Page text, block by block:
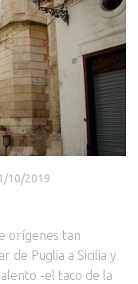
10/2019
orígenes tan
de Puglia a Sicilia y
-el taco de la